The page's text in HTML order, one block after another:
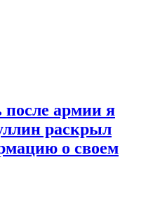
после армии я
раскрыл
о своем